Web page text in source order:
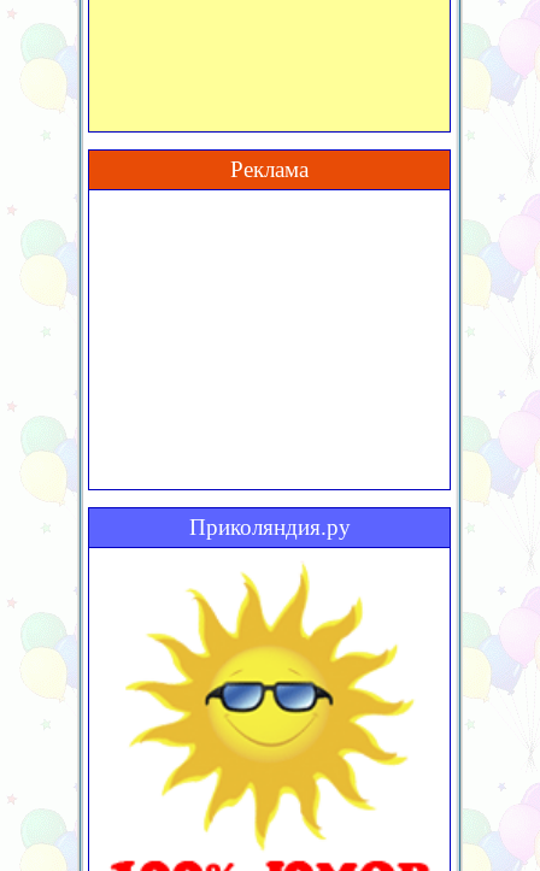
Реклама
Приколяндия.ру